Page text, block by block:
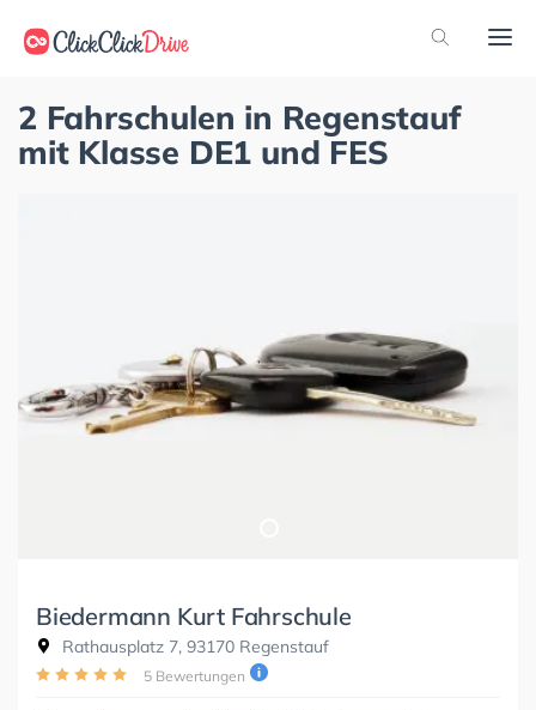
2 Fahrschulen in Regenstauf
mit Klasse DE1 und FES
Biedermann Kurt Fahrschule
Rathausplatz 7, 93170 Regenstauf
5 Bewertungen